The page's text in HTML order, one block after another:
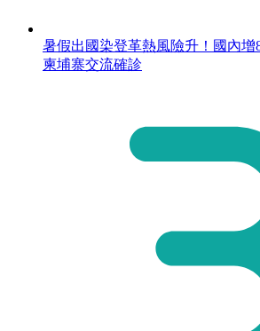
暑假出國染登革熱風險升！國內
柬埔寨交流確診